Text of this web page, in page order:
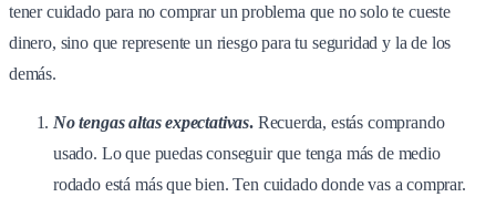
tener cuidado para no comprar un problema que no solo te cueste
dinero, sino que represente un riesgo para tu seguridad y la de los
demás.
No tengas altas expectativas.Recuerda, estás comprando
usado. Lo que puedas conseguir que tenga más de medio
rodado está más que bien. Ten cuidado donde vas a comprar.